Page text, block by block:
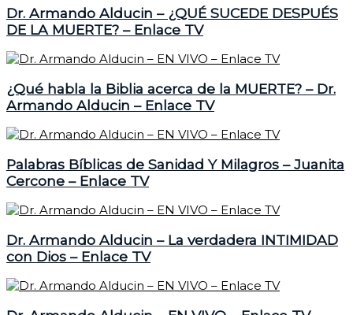
Dr. Armando Alducin – ¿QUÉ SUCEDE DESPUÉS
DE LA MUERTE? – Enlace TV
¿Qué habla la Biblia acerca de la MUERTE? – Dr.
Armando Alducin – Enlace TV
Palabras Bíblicas de Sanidad Y Milagros – Juanita
Cercone – Enlace TV
Dr. Armando Alducin – La verdadera INTIMIDAD
con Dios – Enlace TV